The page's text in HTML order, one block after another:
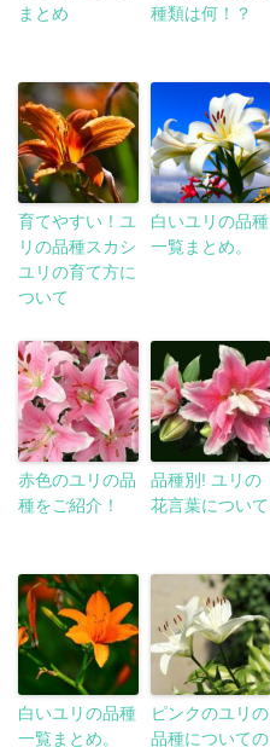
まとめ
種類は何！？
育てやすい！ユ
リの品種スカシ
ユリの育て方に
ついて
白いユリの品種
一覧まとめ。
赤色のユリの品
種をご紹介！
品種別! ユリの
花言葉について
白いユリの品種
一覧まとめ。
ピンクのユリの
品種についての